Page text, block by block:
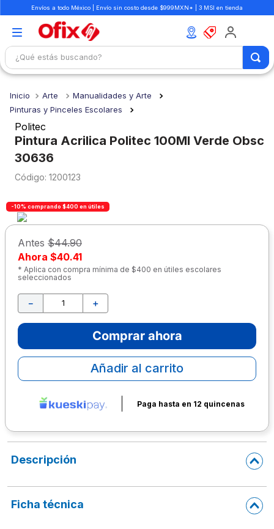
Envíos a todo México | Envío sin costo desde $999MXN* | 3 MSI en tienda
¿Qué estás buscando?
Arte
Manualidades y Arte
Pinturas y Pinceles Escolares
Politec
Pintura Acrilica Politec 100Ml Verde Obsc
30636
: 1200123
-10% comprando $400 en útiles
Antes $44.90
Ahora $40.41
* Aplica con compra mínima de $400 en útiles escolares
seleccionados
＋
－
Comprar ahora
Añadir al carrito
Paga hasta en 12 quincenas
Descripción
Ficha técnica
1.
mochilas
2
3.
cuaderno
4.
cuadernos
colores
6.
boligrafo
7.
escritorio
8 .
sacapuntas
9
lapiz
10. escolar